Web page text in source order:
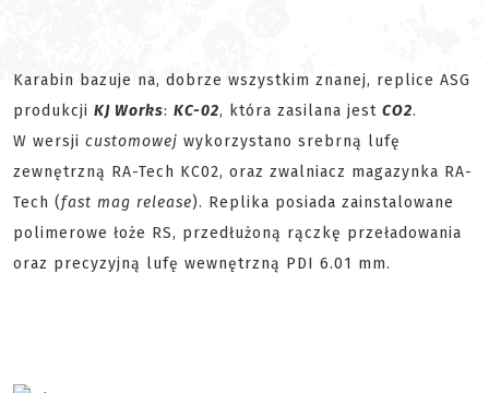
Karabin bazuje na, dobrze wszystkim znanej, replice ASG
produkcji KJ Works: KC-02, która zasilana jest CO2.
W wersji customowej wykorzystano srebrną lufę
zewnętrzną RA-Tech KC02, oraz zwalniacz magazynka RA-
Tech (fast mag release). Replika posiada zainstalowane
polimerowe łoże RS, przedłużoną rączkę przeładowania
oraz precyzyjną lufę wewnętrzną PDI 6.01 mm.